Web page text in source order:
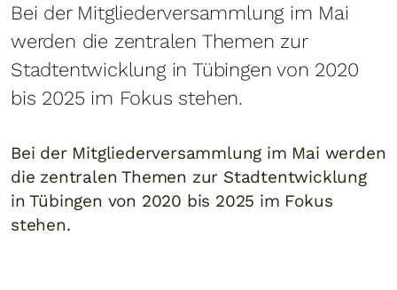
Bei der Mitgliederversammlung im Mai
werden die zentralen Themen zur
Stadtentwicklung in Tübingen von 2020
bis 2025 im Fokus stehen.
Bei der Mitgliederversammlung im Mai werden
die zentralen Themen zur Stadtentwicklung
in Tübingen von 2020 bis 2025 im Fokus
stehen.